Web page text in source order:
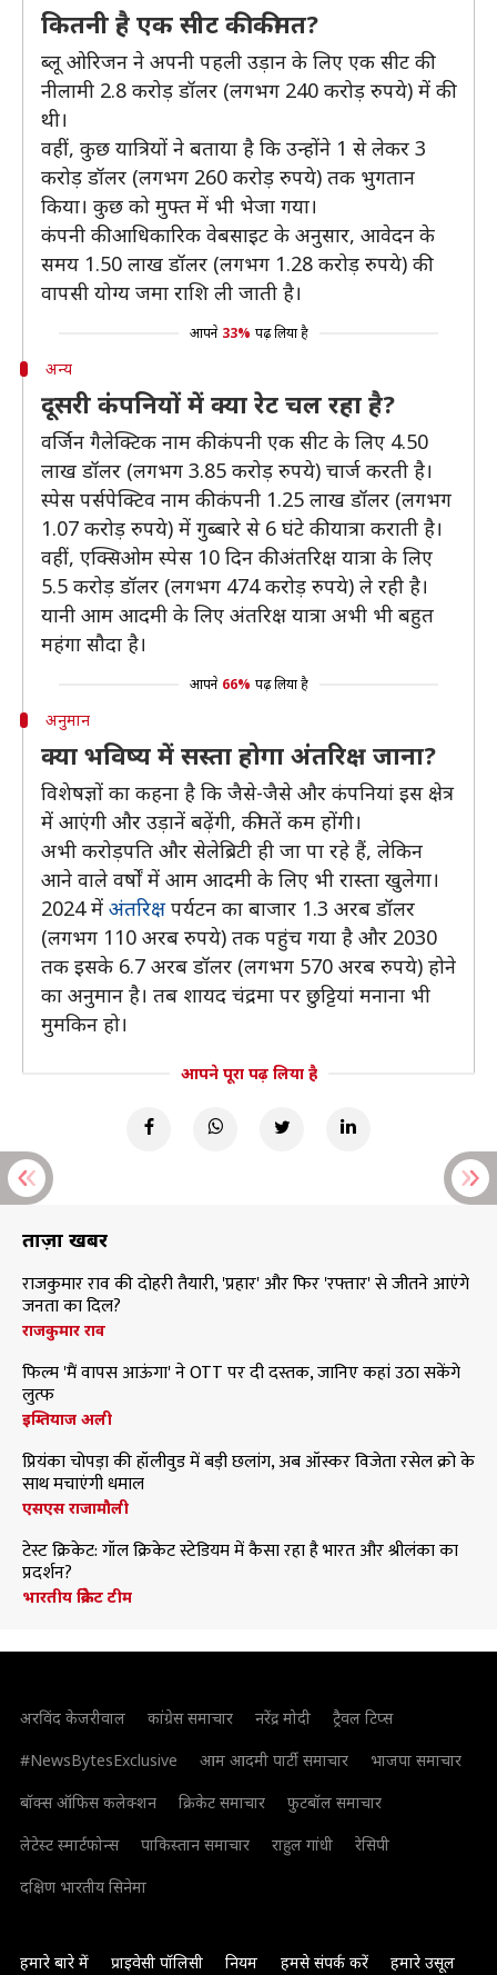
कितनी है एक सीट की कीमत?
ब्लू ओरिजन ने अपनी पहली उड़ान के लिए एक सीट की
नीलामी 2.8 करोड़ डॉलर (लगभग 240 करोड़ रुपये) में की
थी।
वहीं, कुछ यात्रियों ने बताया है कि उन्होंने 1 से लेकर 3
करोड़ डॉलर (लगभग 260 करोड़ रुपये) तक भुगतान
किया। कुछ को मुफ्त में भी भेजा गया।
कंपनी की आधिकारिक वेबसाइट के अनुसार, आवेदन के
समय 1.50 लाख डॉलर (लगभग 1.28 करोड़ रुपये) की
वापसी योग्य जमा राशि ली जाती है।
आपने 33% पढ़ लिया है
अन्य
दूसरी कंपनियों में क्या रेट चल रहा है?
वर्जिन गैलेक्टिक नाम की कंपनी एक सीट के लिए 4.50
लाख डॉलर (लगभग 3.85 करोड़ रुपये) चार्ज करती है।
स्पेस पर्सपेक्टिव नाम की कंपनी 1.25 लाख डॉलर (लगभग
1.07 करोड़ रुपये) में गुब्बारे से 6 घंटे की यात्रा कराती है।
वहीं, एक्सिओम स्पेस 10 दिन की अंतरिक्ष यात्रा के लिए
5.5 करोड़ डॉलर (लगभग 474 करोड़ रुपये) ले रही है।
यानी आम आदमी के लिए अंतरिक्ष यात्रा अभी भी बहुत
महंगा सौदा है।
आपने 66% पढ़ लिया है
अनुमान
क्या भविष्य में सस्ता होगा अंतरिक्ष जाना?
विशेषज्ञों का कहना है कि जैसे-जैसे और कंपनियां इस क्षेत्र
में आएंगी और उड़ानें बढ़ेंगी, कीमतें कम होंगी।
अभी करोड़पति और सेलेब्रिटी ही जा पा रहे हैं, लेकिन
आने वाले वर्षों में आम आदमी के लिए भी रास्ता खुलेगा।
2024 में अंतरिक्षपर्यटन का बाजार 1.3 अरब डॉलर
(लगभग 110 अरब रुपये) तक पहुंच गया है और 2030
तक इसके 6.7 अरब डॉलर (लगभग 570 अरब रुपये) होने
का अनुमान है। तब शायद चंद्रमा पर छुट्टियां मनाना भी
मुमकिन हो।
आपने पूरा पढ़ लिया है
ताज़ा खबरें
राजकुमार राव की दोहरी तैयारी, 'प्रहार' और फिर 'रफ्तार' से जीतने आएंगे
जनता का दिल?
राजकुमार राव
फिल्म 'मैं वापस आऊंगा' ने OTT पर दी दस्तक, जानिए कहां उठा सकेंगे
लुत्फ
इम्तियाज अली
प्रियंका चोपड़ा की हॉलीवुड में बड़ी छलांग, अब ऑस्कर विजेता रसेल क्रो के
साथ मचाएंगी धमाल
एसएस राजामौली
टेस्ट क्रिकेट: गॉल क्रिकेट स्टेडियम में कैसा रहा है भारत और श्रीलंका का
प्रदर्शन?
भारतीय क्रिकेट टीम
अरविंद केजरीवाल कांग्रेस समाचार नरेंद्र मोदी
ट्रैवल टिप्स
#NewsBytesExclusive
आम आदमी पार्टी समाचार
भाजपा समाचार
बॉक्स ऑफिस कलेक्शन
क्रिकेट समाचार
फुटबॉल समाचार
लेटेस्ट स्मार्टफोन्स
पाकिस्तान समाचार राहुल गांधी
रेसिपी
दक्षिण भारतीय सिनेमा
हमारे बारे में प्राइवेसी पॉलिसी नियम हमसे संपर्क करें हमारे उसूल